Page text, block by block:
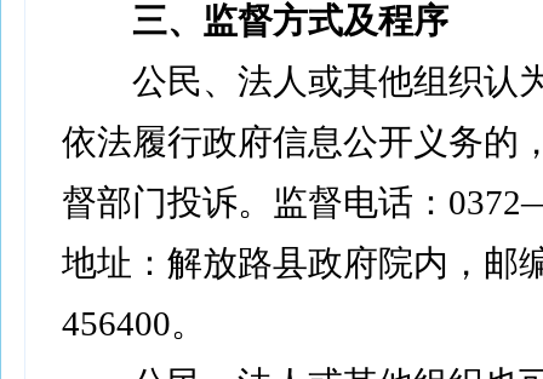
三、监督方式及程序
公民、法人或其他组织认
依法履行政府信息公开义务的
督部门投诉。监督电话：
地址：解放路县政府院内，邮
456400。